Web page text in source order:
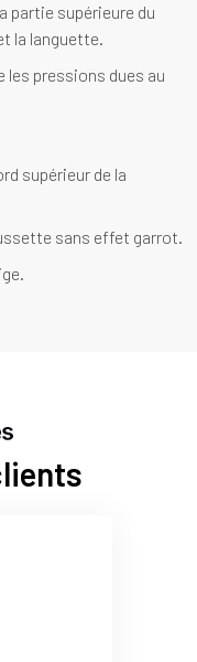
partie supérieure du
la languette.
pressions dues au
supérieur de la
sans effet garrot.